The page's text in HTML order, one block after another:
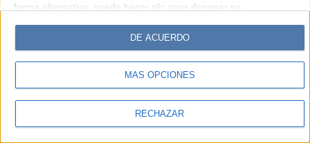
forma alternativa, puede hacer clic para denegar su
cambiar sus preferencias antes de otorgar su consentimiento.
Tenga en cuenta que algún procesamiento de sus datos
personales puede no requerir de su consentimiento, pero usted
tiene el derecho de rechazar tal procesamiento. Sus
sus preferencias o retirar su consentimiento en cualquier
MÁS OPCIONES
RECHAZAR
DE ACUERDO